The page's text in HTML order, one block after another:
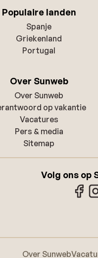
Populaire landen
Spanje
Griekenland
Portugal
Over Sunweb
Over Sunweb
op vakantie
Vacatures
Pers & media
Sitemap
Volg ons op
Over Sunweb